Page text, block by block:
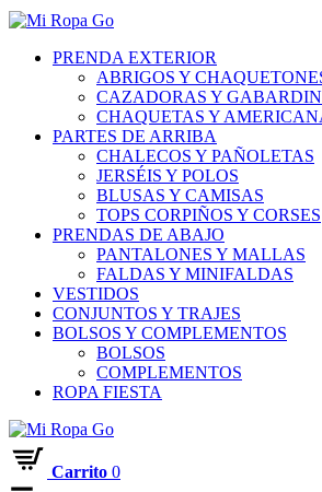
PRENDA EXTERIOR
ABRIGOS Y
CAZADORAS Y
CHAQUETAS Y
PARTES DE ARRIBA
CHALECOS Y PAÑOLETAS
JERSÉIS Y POLOS
BLUSAS Y CAMISAS
TOPS CORPIÑOS Y CORSES
PRENDAS DE ABAJO
PANTALONES Y MALLAS
FALDAS Y MINIFALDAS
VESTIDOS
CONJUNTOS Y TRAJES
BOLSOS Y COMPLEMENTOS
BOLSOS
COMPLEMENTOS
ROPA FIESTA
Carrito 0